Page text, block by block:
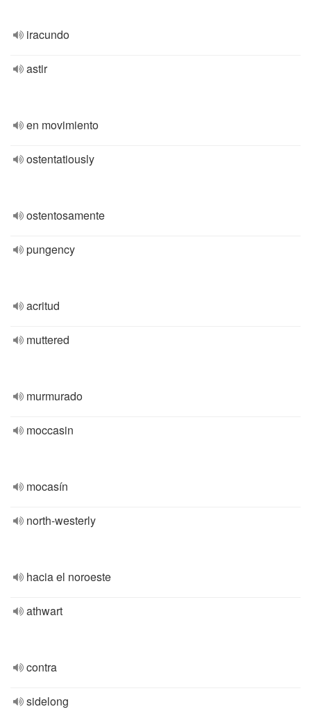
iracundo
astir
en movimiento
ostentatiously
ostentosamente
pungency
acritud
muttered
murmurado
moccasin
mocasín
north-westerly
hacia el noroeste
athwart
contra
sidelong